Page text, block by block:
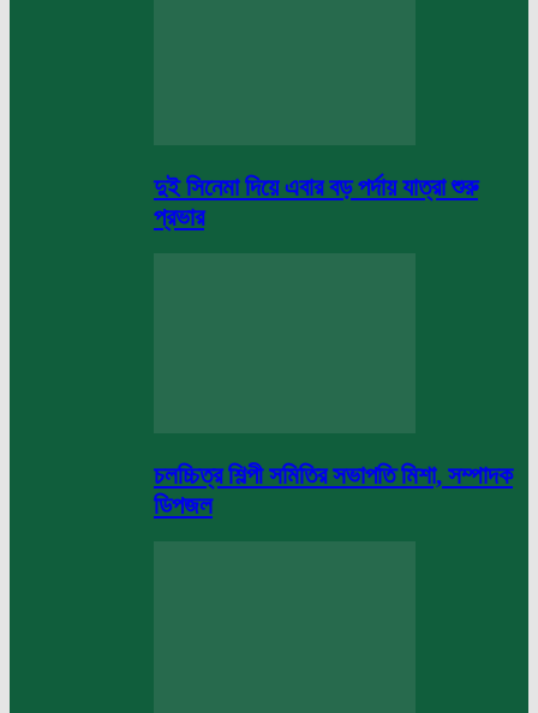
দুই সিনেমা দিয়ে এবার বড় পর্দায় যাত্রা শুরু
প্রভার
চলচ্চিত্র শিল্পী সমিতির সভাপতি মিশা, সম্পাদক
ডিপজল